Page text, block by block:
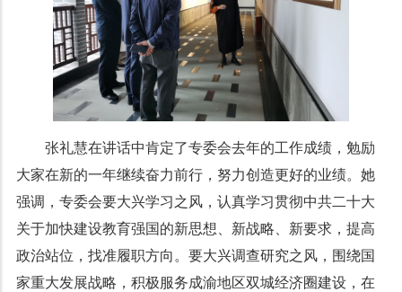
张礼慧在讲话中肯定了专委会去年的工作成绩，勉励
大家在新的一年继续奋力前行，努力创造更好的业绩。她
强调，专委会要大兴学习之风，认真学习贯彻中共二十大
关于加快建设教育强国的新思想、新战略、新要求，提高
政治站位，找准履职方向。要大兴调查研究之风，围绕国
家重大发展战略，积极服务成渝地区双城经济圈建设，在